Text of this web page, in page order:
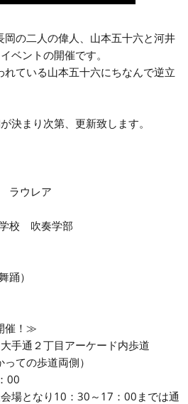
岡の二人の偉人、山本五十六と河井
ベントの開催です。
ている山本五十六にちなんで逆立
決まり次第、更新致します。
ラウレア
校 吹奏学部
踊）
催！≫
手通２丁目アーケード内歩道
ての歩道両側）
00
場となり10：30～17：00までは通